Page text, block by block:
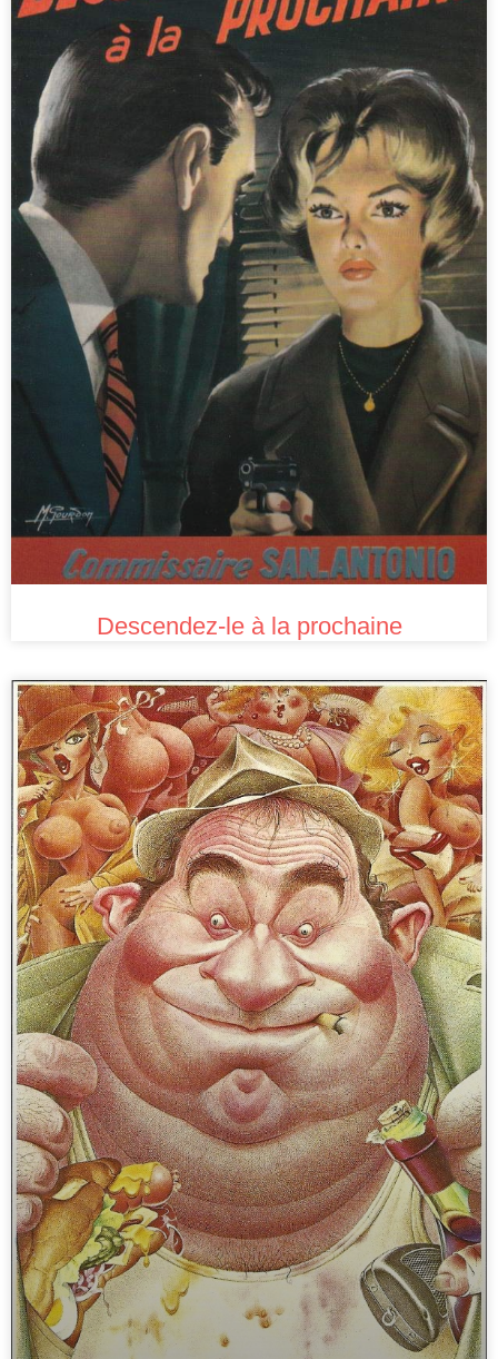
Descendez-le à la prochaine